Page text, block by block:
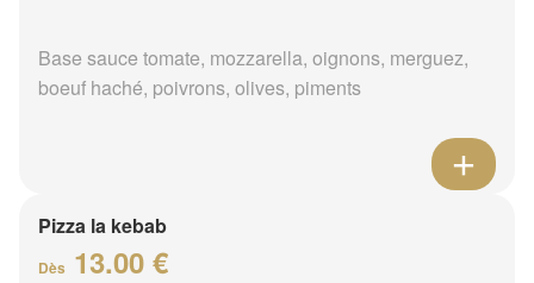
Base sauce tomate, mozzarella, oignons, merguez,
boeuf haché, poivrons, olives, piments
Pizza la kebab
Dès 13.00 €